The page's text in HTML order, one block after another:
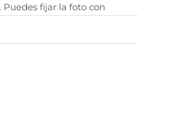
Puedes fijar la foto con